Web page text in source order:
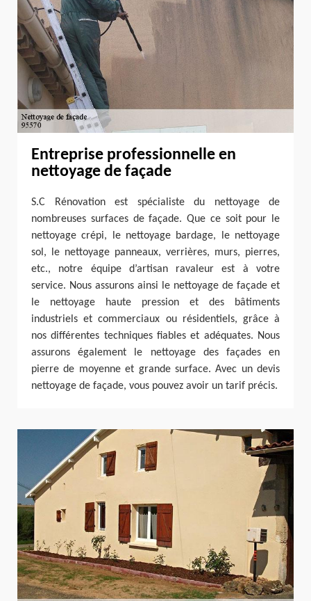
Entreprise professionnelle en
nettoyage de façade
S.C Rénovation est spécialiste du nettoyage de
nombreuses surfaces de façade. Que ce soit pour le
nettoyage crépi, le nettoyage bardage, le nettoyage
sol, le nettoyage panneaux, verrières, murs, pierres,
etc., notre équipe d’artisan ravaleur est à votre
service. Nous assurons ainsi le nettoyage de façade et
le nettoyage haute pression et des bâtiments
industriels et commerciaux ou résidentiels, grâce à
nos différentes techniques fiables et adéquates. Nous
assurons également le nettoyage des façades en
pierre de moyenne et grande surface. Avec un devis
nettoyage de façade, vous pouvez avoir un tarif précis.